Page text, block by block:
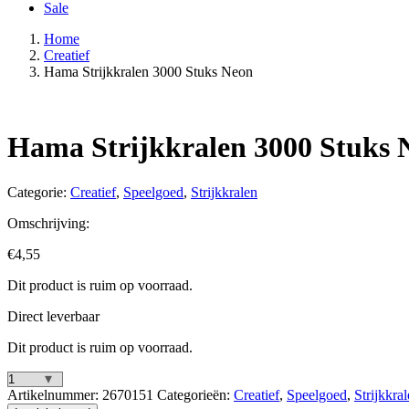
Sale
Home
Creatief
Hama Strijkkralen 3000 Stuks Neon
Hama Strijkkralen 3000 Stuks
Categorie: Creatief, Speelgoed, Strijkkralen
Omschrijving:
€4,55
Dit product is ruim op voorraad.
Direct leverbaar
Dit product is ruim op voorraad.
Hama
Strijkkralen
Artikelnummer: 2670151 Categorieën: Creatief, Speelgoed,